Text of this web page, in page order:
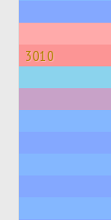
3010